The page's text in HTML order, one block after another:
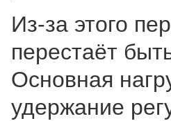
Из-за этого
перестаёт
Основная
удержание